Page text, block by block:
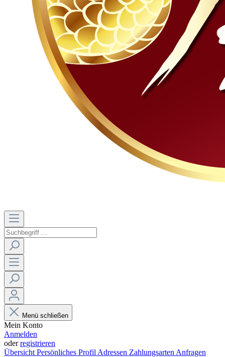
Menü schließen
Mein Konto
Anmelden
oderregistrieren
Übersicht Persönliches Profil Adressen Zahlungsarten Anfragen